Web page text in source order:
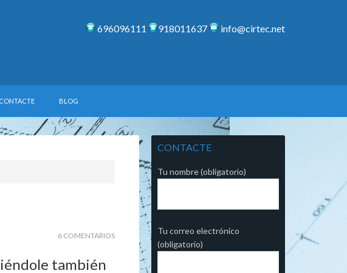
696096111 918011637 info@cirtec.net
CONTACTE BLOG
6 COMENTARIOS
también
CONTACTE
Tu nombre (obligatorio)
Tu correo electrónico
(obligatorio)